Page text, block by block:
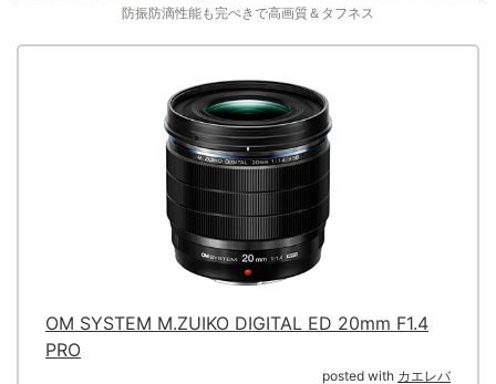
防振防滴性能も完ぺきで高画質＆タフネス
OM SYSTEM M.ZUIKO DIGITAL ED 20mm F1.4
PRO
posted with カエレバ